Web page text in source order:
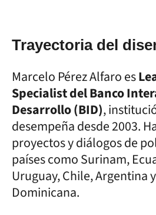
Trayectoria del
Marcelo Pérez Alfaro es
Specialist del Banco
Desarrollo (BID),
desempeña desde 2003.
proyectos y diálogos de
países como Surinam,
Uruguay, Chile, Argentina
Dominicana.